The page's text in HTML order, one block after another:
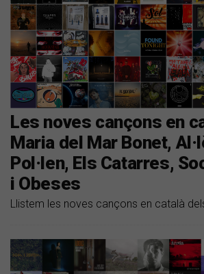
Les noves cançons en
Maria del Mar Bonet,
Pol·len, Els Catarres,
i Obeses
Llistem les noves cançons en català